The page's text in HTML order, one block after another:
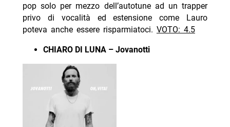
pop solo per mezzo dell’autotune ad un trapper
privo di vocalità ed estensione come Lauro
poteva anche essere risparmiatoci. VOTO: 4.5
CHIARO DI LUNA – Jovanotti